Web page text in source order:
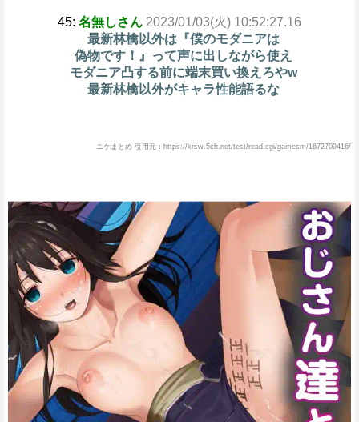
45: 名無しさん 2023/01/03(火) 10:52:27.16
最新林檎以外は『僕のモダニアは
偽物です！』って声に出しながら使え
モダニア凸する前に端末買い換えろやw
最新林檎以外がキャラ性能語るな
ニケまとめ 引用元：https://krsw.5ch.net/test/read.cgi/gamesm/1672709416/